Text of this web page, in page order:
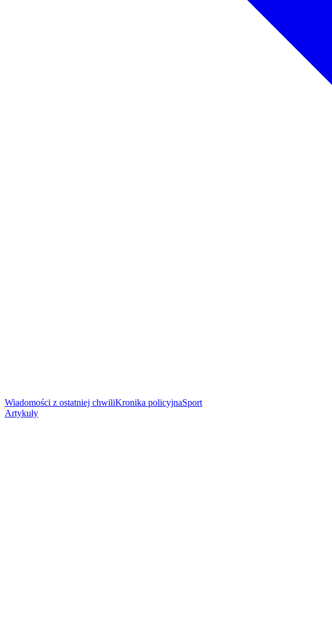
Wiadomości z ostatniej chwiliKronika policyjnaSport
Artykuły